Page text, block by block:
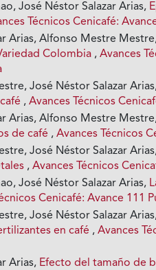
José Néstor Salazar Arias,
Técnicos Cenicafé:
Arias, Alfonso Mestre
Colombia ,Avances
José Néstor Salazar
,Avances Técnicos
Arias, Alfonso Mestre
de café ,Avances Técnicos
José Néstor Salazar
,Avances Técnicos
José Néstor Salazar Arias,
Cenicafé: Avance 111
José Néstor Salazar
en café ,Avances
Arias, Efecto del tamaño de